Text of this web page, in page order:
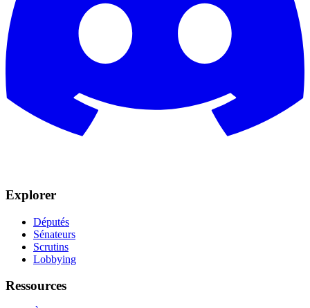
Explorer
Députés
Sénateurs
Scrutins
Lobbying
Ressources